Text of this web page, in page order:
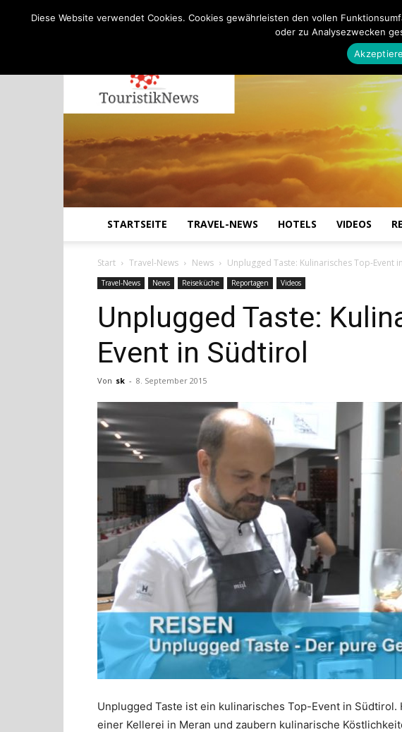
STARTSEITE TRAVEL-NEWS HOTELS VIDEOS
Start Travel-News News Unplugged Taste: Kulinarisches Top-Event
Travel-News News Reiseküche Reportagen Videos
Unplugged Taste:
Event in Südtirol
Von sk - 8. September 2015
Unplugged Taste ist ein kulinarisches Top-Event in
einer Kellerei in Meran und zaubern kulinarische
Diese Website verwendet Cookies. Cookies gewährleisten den vollen
oder zu Analysezwecken